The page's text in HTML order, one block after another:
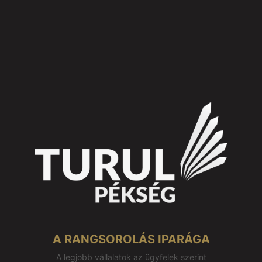
A RANGSOROLÁS IPARÁGA
A legjobb vállalatok az ügyfelek szerint